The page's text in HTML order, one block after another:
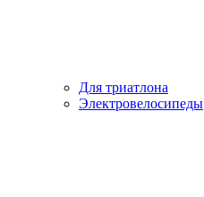
Для триатлона
Электровелосипеды